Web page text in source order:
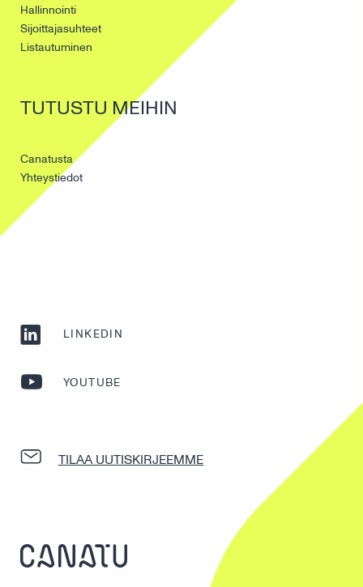
Hallinnointi
Sijoittajasuhteet
Listautuminen
TUTUSTU MEIHIN
Canatusta
Yhteystiedot
LINKEDIN
YOUTUBE
TILAA UUTISKIRJEEMME